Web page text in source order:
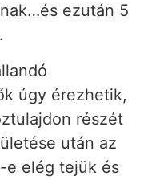
ezután 5
úgy érezhetik,
részét
után az
e elég tejük és